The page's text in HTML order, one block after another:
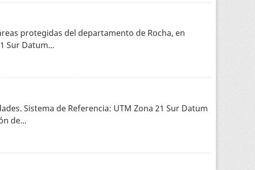
protegidas del departamento de Rocha, en
Sur Datum...
Sistema de Referencia: UTM Zona 21 Sur Datum
de...